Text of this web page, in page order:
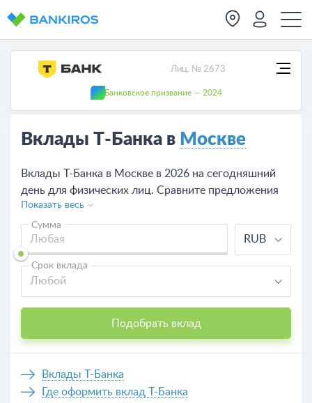
Лиц. № 2673
Банковское призвание — 2024
Вклады Т-Банка в Москве
Вклады Т-Банка в Москве в 2026 на сегодняшний
день для физических лиц. Сравните предложения
по вкладам в Т-Банке, рассчитайте доходность
калькулятором, оформите депозит на сайте или в
одно из отделений банка в Москве.
Показать весь
Сумма
RUB
Срок вклада
Любой
Подобрать вклад
Вклады Т-Банка
Где оформить вклад Т-Банка